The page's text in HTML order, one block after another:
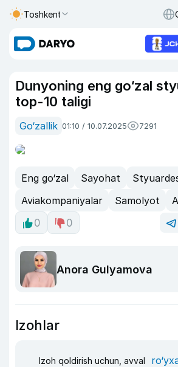
Toshkent
Dunyoning eng go‘zal
top-10 taligi
Go‘zallik 01:10 / 10.07.2025 7291
Eng go‘zal Sayohat
Aviakompaniyalar
Samolyot
0
0
Anora Gulyamova
Izohlar
Izoh qoldirish uchun, avval